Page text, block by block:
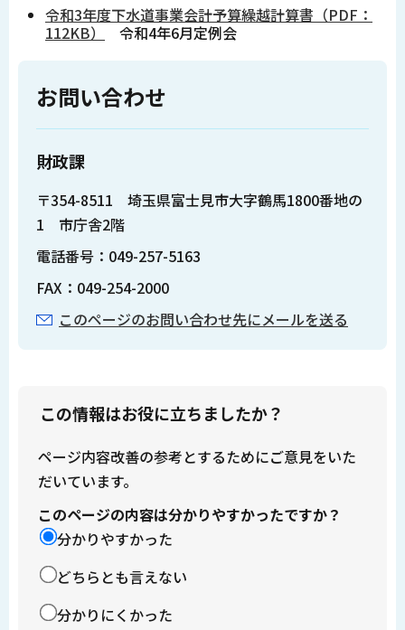
令和3年度下水道事業会計予算繰越計算書（PDF：
112KB）
令和4年6月定例会
お問い合わせ
財政課
〒354-8511 埼玉県富士見市大字鶴馬1800番地の
1 市庁舎2階
電話番号：049-257-5163
FAX：049-254-2000
このページのお問い合わせ先にメールを送る
この情報はお役に立ちましたか？
ページ内容改善の参考とするためにご意見をいた
だいています。
このページの内容は分かりやすかったですか？
分かりやすかった
どちらとも言えない
分かりにくかった